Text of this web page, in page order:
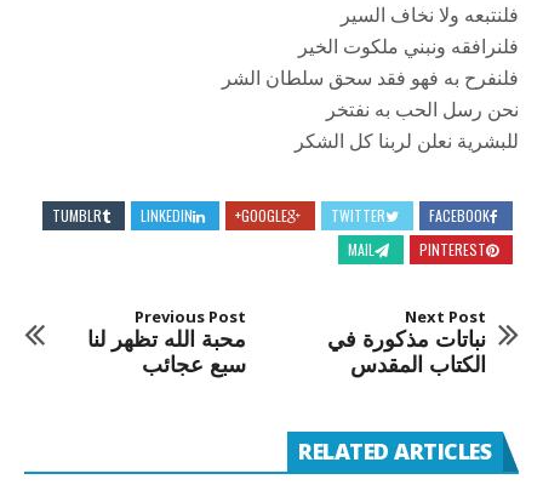
فلنتبعه ولا نخاف السير
فلنرافقه ونبني ملكوت الخير
فلنفرح به فهو فقد سحق سلطان الشر
نحن رسل الحب به نفتخر
للبشرية نعلن لربنا كل الشكر
FACEBOOK
TWITTER
GOOGLE+
LINKEDIN
TUMBLR
PINTEREST
MAIL
Previous Post
محبة الله تظهر لنا
سبع عجائب
Next Post
نباتات مذكورة في
الكتاب المقدس
RELATED ARTICLES